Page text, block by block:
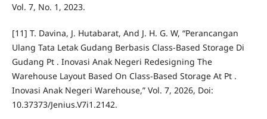
Vol. 7, No. 1, 2023.
[11] T. Davina, J. Hutabarat, And J. H. G. W, “Perancangan
Ulang Tata Letak Gudang Berbasis Class-Based Storage Di
Gudang Pt . Inovasi Anak Negeri Redesigning The
Warehouse Layout Based On Class-Based Storage At Pt .
Inovasi Anak Negeri Warehouse,” Vol. 7, 2026, Doi:
10.37373/Jenius.V7i1.2142.